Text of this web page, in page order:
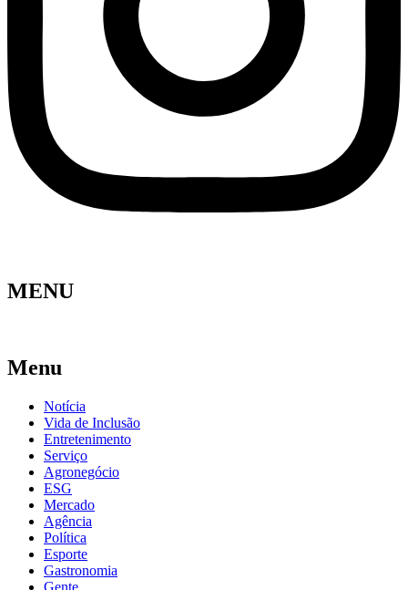
MENU
Menu
Notícia
Vida de Inclusão
Entretenimento
Serviço
Agronegócio
ESG
Mercado
Agência
Política
Esporte
Gastronomia